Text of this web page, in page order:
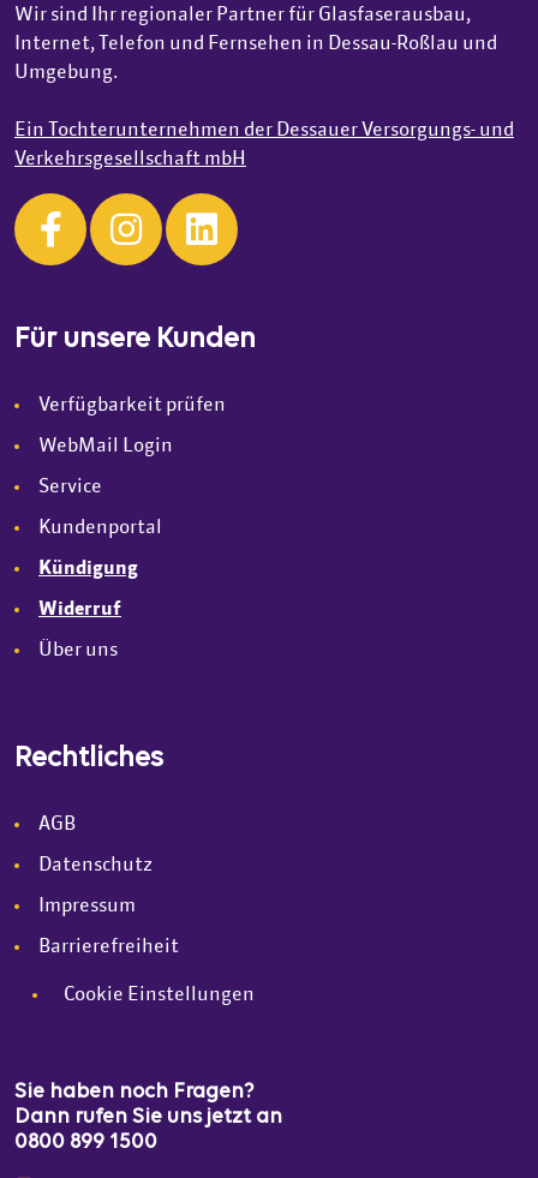
Wir sind Ihr regionaler Partner für Glasfaserausbau,
Internet, Telefon und Fernsehen in Dessau-Roßlau und
Umgebung.
Ein Tochterunternehmen der Dessauer Versorgungs- und
Verkehrsgesellschaft mbH
Für unsere Kunden
Verfügbarkeit prüfen
WebMail Login
Service
Kundenportal
Kündigung
Widerruf
Über uns
Rechtliches
AGB
Datenschutz
Impressum
Barrierefreiheit
Cookie Einstellungen
Sie haben noch Fragen?
Dann rufen Sie uns jetzt an
0800 899 1500